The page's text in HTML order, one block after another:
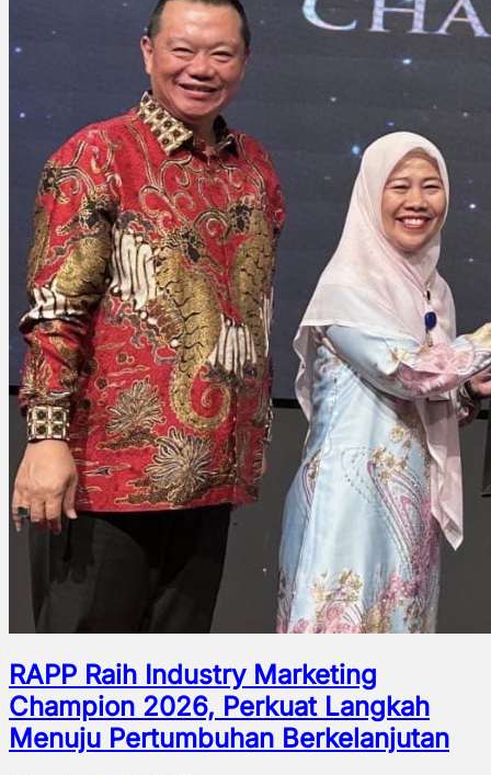
RAPP Raih Industry Marketing
Champion 2026, Perkuat Langkah
Menuju Pertumbuhan Berkelanjutan